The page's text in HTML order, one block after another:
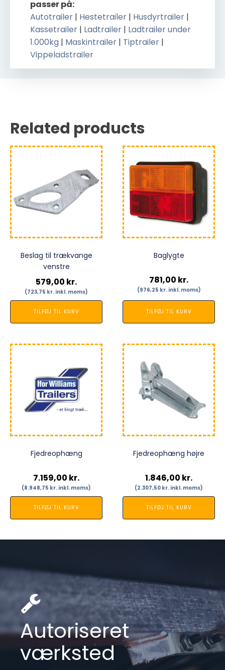
passer på:
Autotrailer | Hestetrailer | Husdyrtrailer |
Kassetrailer | Ladtrailer | Ladtrailer under
1.000kg | Maskintrailer | Tiptrailer |
Vippeladstrailer
Related products
Beslag til trækvange
venstre
579,00 kr.
(723,75 kr. inkl. moms)
TILFØJ TIL KURV
Baglygte
781,00 kr.
(976,25 kr.inkl. moms)
TILFØJ TIL KURV
Fjedreophæng
7.159,00 kr.
(8.948,75 kr. inkl. moms)
TILFØJ TIL KURV
Fjedreophæng højre
1.846,00 kr.
(2.307,50 kr. inkl. moms)
TILFØJ TIL KURV
Autoriseret
værksted